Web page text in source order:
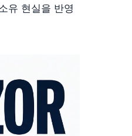
유 현실을 반영